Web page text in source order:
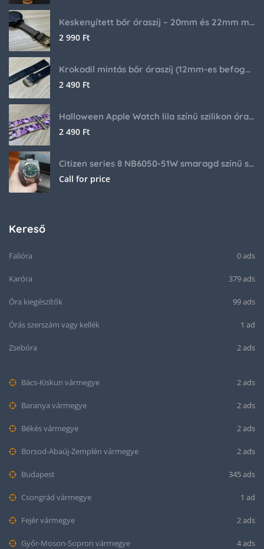
Keskenyített bőr óraszíj – 20mm és 22mm méretben
2 990 Ft
Krokodil mintás bőr óraszíj (12mm-es befogóval rendelkező órához)
2 490 Ft
Halloween Apple Watch lila színű szilikon óraszíj
2 490 Ft
Citizen series 8 NB6050-51W smaragd színű számlappal
Call for price
Kereső
Falióra 0 ads
Karóra 379 ads
Óra kiegészítők 99 ads
Órás szerszám vagy kellék 1 ad
Zsebóra 2 ads
Bács-Kiskun vármegye 2 ads
Baranya vármegye 2 ads
Békés vármegye 2 ads
Borsod-Abaúj-Zemplén vármegye 2 ads
Budapest 345 ads
Csongrád vármegye 1 ad
Fejér vármegye 2 ads
Győr-Moson-Sopron vármegye 4 ads